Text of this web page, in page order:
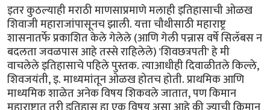
इतर कुठल्याही मराठी माणसाप्रमाणे मलाही इतिहासाची ओळख
शिवाजी महाराजांपासूनच झाली. यत्ता चौथीसाठी महाराष्ट्र
शासनातर्फे प्रकाशित केले गेलेले (आणि गेली पन्नास वर्षे सिलॅबस न
बदलता जवळपास आहे तस्से राहिलेले) 'शिवछत्रपती' हे मी
वाचलेले इतिहासाचे पहिले पुस्तक. त्याआधीही दिवाळीतले किल्ले,
शिवजयंती, इ. माध्यमांतून ओळख होतच होती. प्राथमिक आणि
माध्यमिक शाळेत अनेक विषय शिकवले जातात, पण किमान